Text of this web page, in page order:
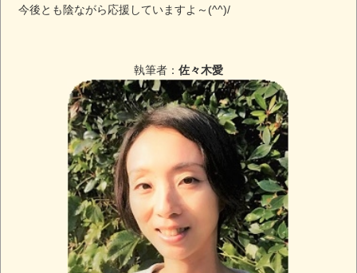
今後とも陰ながら応援していますよ～(^^)/
執筆者： 佐々木愛